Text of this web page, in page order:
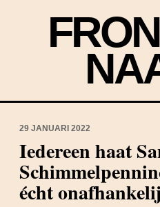
29 JANUARI 2022
Iedereen haat
écht